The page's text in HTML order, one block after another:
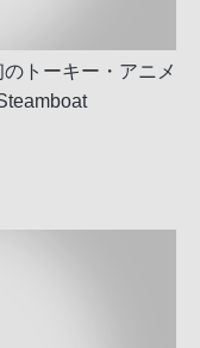
トーキー・アニメ